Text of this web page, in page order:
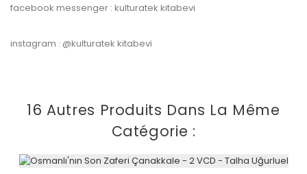
facebook messenger : kulturatek kitabevi
instagram : @kulturatek kitabevi
16 Autres Produits Dans La Même
Catégorie :